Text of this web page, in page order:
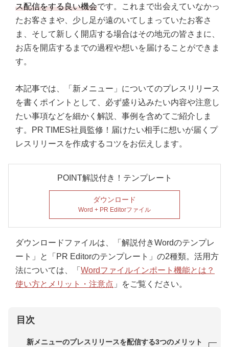
ス配信をする良い機会です。これまで出会えていなかっ
たお客さまや、少し足が遠のいてしまっていたお客さ
ま、そして新しく開店する場合はその地元の皆さまに、
お店を開店するまでの過程や想いを届けることができま
す。
本記事では、「新メニュー」についてのプレスリリース
を書くポイントとして、必ず盛り込みたい内容や注意し
たい事項などを細かく解説、事例を含めてご紹介しま
す。PR TIMES社員監修！届けたい相手に想いが届くプ
レスリリースを作成するコツをお伝えします。
POINT解説付き！テンプレート
ダウンロード
Word + PR Editorファイル
ダウンロードファイルは、「解説付きWordのテンプレ
ート」と「PR Editorのテンプレート」の2種類。活用方
法については、「 Wordファイルインポート機能とは？
使い方とメリット・注意点 」をご覧ください。
目次
新メニューのプレスリリースを配信する3つのメリット